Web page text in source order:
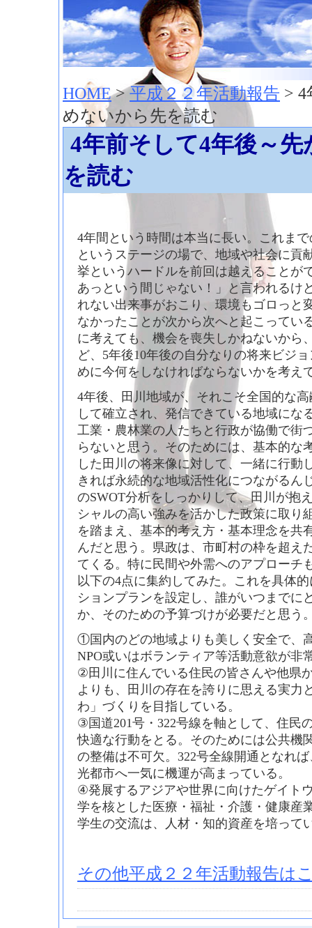
HOME>平成２２年活動報告 >
めないから先を読む
4年前そして4年後～
を読む
4年間という時間は本当に長い。これま
というステージの場で、地域や社会に貢
挙というハードルを前回は越えることが
あっという間じゃない！」と言われるけ
れない出来事がおこり、環境もゴロっと
なかったことが次から次へと起こってい
に考えても、機会を喪失しかねないから
ど、5年後10年後の自分なりの将来ビジ
めに今何をしなければならないかを考え
4年後、田川地域が、それこそ全国的な
して確立され、発信できている地域にな
工業・農林業の人たちと行政が協働で街
らないと思う。そのためには、基本的な
した田川の将来像に対して、一緒に行動
きれば永続的な地域活性化につながるん
のSWOT分析をしっかりして、田川が抱
シャルの高い強みを活かした政策に取り
を踏まえ、基本的考え方・基本理念を共
んだと思う。県政は、市町村の枠を超え
てくる。特に民間や外需へのアプローチ
以下の4点に集約してみた。これを具体
ションプランを設定し、誰がいつまでに
か、そのための予算づけが必要だと思う
①国内のどの地域よりも美しく安全で、
NPO或いはボランティア等活動意欲が非
②田川に住んでいる住民の皆さんや他県
よりも、田川の存在を誇りに思える実力
わ」づくりを目指している。
③国道201号・322号線を軸として、住民
快適な行動をとる。そのためには公共機
の整備は不可欠。322号全線開通となれ
光都市へ一気に機運が高まっている。
④発展するアジアや世界に向けたゲイト
学を核とした医療・福祉・介護・健康産
学生の交流は、人材・知的資産を培って
その他平成２２年活動報告は